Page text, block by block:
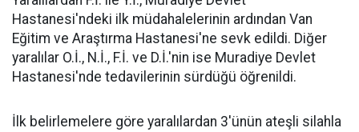
Hastanesi'ndeki ilk müdahalelerinin ardından Van
Eğitim ve Araştırma Hastanesi'ne sevk edildi. Diğer
yaralılar O.İ., N.İ., F.İ. ve D.İ.'nin ise Muradiye Devlet
Hastanesi'nde tedavilerinin sürdüğü öğrenildi.
İlk belirlemelere göre yaralılardan 3'ünün ateşli silahla